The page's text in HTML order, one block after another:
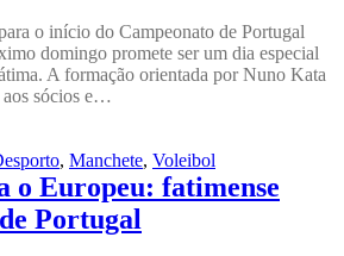
o início do Campeonato de Portugal
domingo promete ser um dia especial
A formação orientada por Nuno Kata
aos sócios e…
, Manchete, Voleibol
o Europeu: fatimense
Portugal